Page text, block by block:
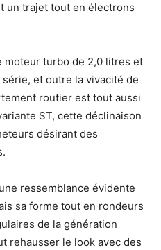
un trajet tout en électrons
moteur turbo de 2,0 litres et
et outre la vivacité de
routier est tout aussi
ST, cette déclinaison
désirant des
ressemblance évidente
sa forme tout en rondeurs
de la génération
rehausser le look avec des